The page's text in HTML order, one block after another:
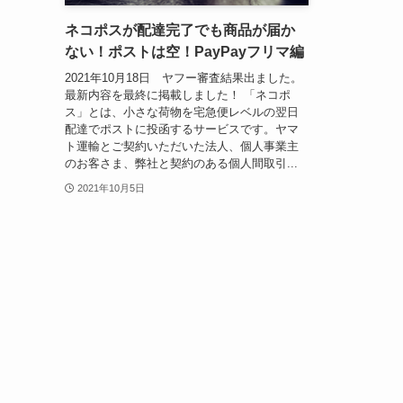
ネコポスが配達完了でも商品が届か
ない！ポストは空！PayPayフリマ編
2021年10月18日 ヤフー審査結果出ました。
最新内容を最終に掲載しました！ 「ネコポ
ス」とは、小さな荷物を宅急便レベルの翌日
配達でポストに投函するサービスです。ヤマ
ト運輸とご契約いただいた法人、個人事業主
のお客さま、弊社と契約のある個人間取引...
2021年10月5日